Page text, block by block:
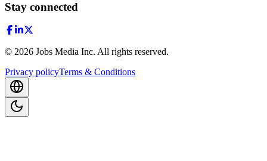
Stay connected
© 2026 Jobs Media Inc. All rights reserved.
Privacy policyTerms & Conditions